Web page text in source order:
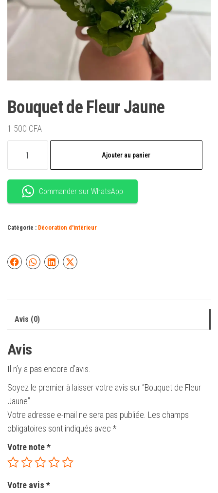
Bouquet de Fleur Jaune
1 500 CFA
Fleur
Ajouter au panier
Commander sur WhatsApp
Catégorie : Décoration d'intérieur
Avis (0)
Avis
Il n’y a pas encore d’avis.
Soyez le premier à laisser votre avis sur “Bouquet de Fleur
Jaune”
Votre adresse e-mail ne sera pas publiée. Les champs
obligatoires sont indiqués avec *
Votre note*
Votre avis *